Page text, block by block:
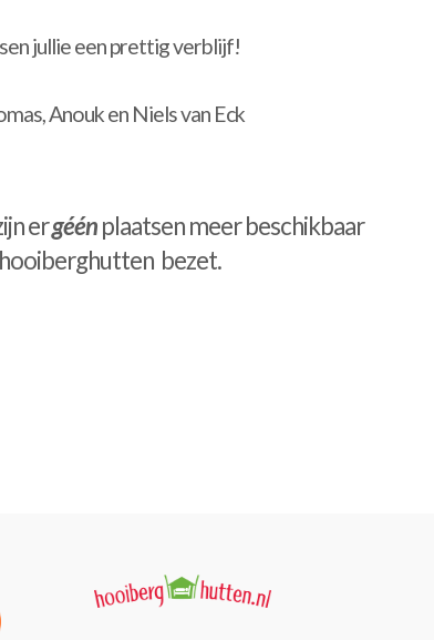
jullie een prettig verblijf!
en Niels van Eck
ergéénplaatsen meer beschikbaar
bezet.